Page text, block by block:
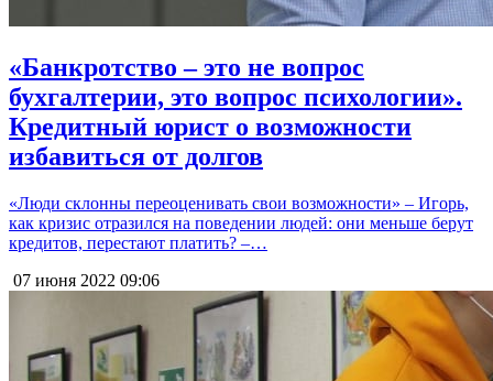
«Банкротство – это не вопрос
бухгалтерии, это вопрос психологии».
Кредитный юрист о возможности
избавиться от долгов
«Люди склонны переоценивать свои возможности» – Игорь,
как кризис отразился на поведении людей: они меньше берут
кредитов, перестают платить? –…
07 июня 2022 09:06